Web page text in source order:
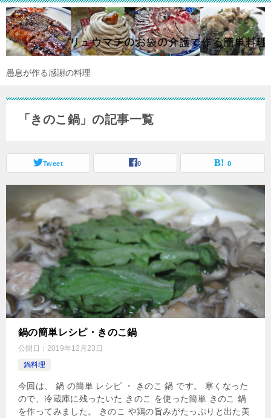
愚息が作る感謝の料理
「きのこ鍋」の記事一覧
Tweet 0 0
鍋の簡単レシピ・きのこ鍋
公開日： 2019年12月23日
鍋料理
今回は、 鍋 の簡単 レシピ ・ きのこ 鍋 です。 寒くなった
ので、冷蔵庫に残ったいた きのこ を使った簡単 きのこ 鍋
を作ってみました。 きのこ や鶏の旨みがたっぷりと出た美